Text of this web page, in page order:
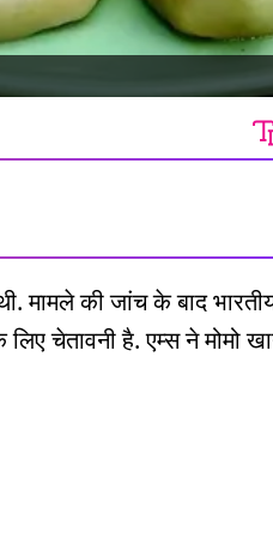
की जांच के बाद भारतीय
चेतावनी है. एम्स ने मोमो